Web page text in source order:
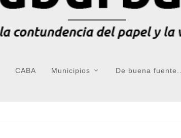
CABA Municipios De buena fuente...